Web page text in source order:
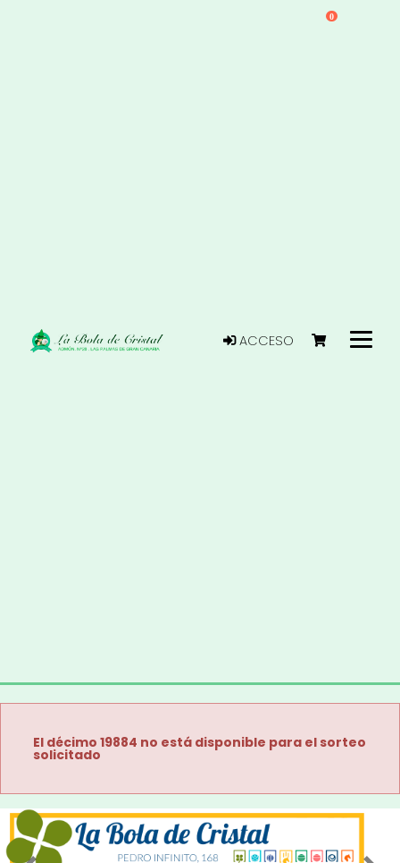
ACCESO
0
El décimo 19884 no está disponible para el sorteo
solicitado